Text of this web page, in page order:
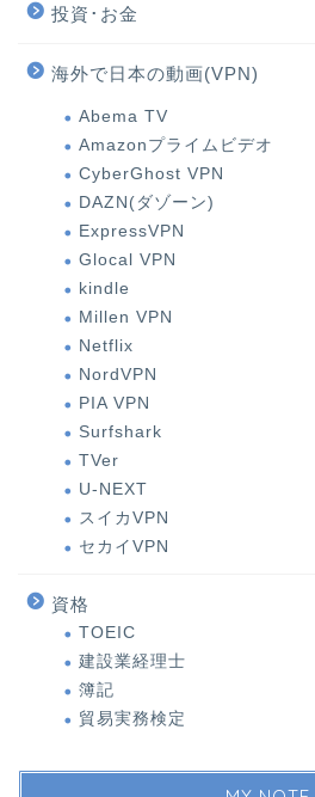
投資･お金
海外で日本の動画(VPN)
Abema TV
Amazonプライムビデオ
CyberGhost VPN
DAZN(ダゾーン)
ExpressVPN
Glocal VPN
kindle
Millen VPN
Netflix
NordVPN
PIA VPN
Surfshark
TVer
U-NEXT
スイカVPN
セカイVPN
資格
TOEIC
建設業経理士
簿記
貿易実務検定